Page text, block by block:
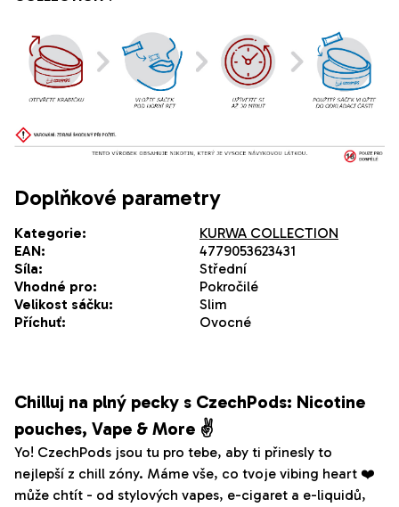
Doplňkové parametry
Kategorie:
KURWA COLLECTION
EAN:
4779053623431
Síla:
Střední
Vhodné pro:
Pokročilé
Velikost sáčku:
Slim
Příchuť: Ovocné
Chilluj na plný pecky s CzechPods: Nicotine
pouches, Vape & More ✌️
Yo! CzechPods jsou tu pro tebe, aby ti přinesly to
nejlepší z chill zóny. Máme vše, co tvoje vibing heart ❤️
může chtít - od stylových vapes, e-cigaret a e-liquidů,